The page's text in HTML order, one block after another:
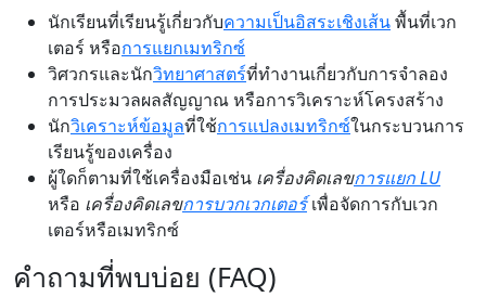
นักเรียนที่เรียนรู้เกี่ยวกับความเป็นอิสระเชิงเส้นพื้นที่เวก
เตอร์ หรือการแยกเมทริกซ์
วิศวกรและนักวิทยาศาสตร์ที่ทำงานเกี่ยวกับการจำลอง
การประมวลผลสัญญาณ หรือการวิเคราะห์โครงสร้าง
นักวิเคราะห์ข้อมูลที่ใช้การแปลงเมทริกซ์ในกระบวนการ
เรียนรู้ของเครื่อง
ผู้ใดก็ตามที่ใช้เครื่องมือเช่น เครื่องคิดเลขการแยก LU
หรือ เครื่องคิดเลขการบวกเวกเตอร์เพื่อจัดการกับเวก
เตอร์หรือเมทริกซ์
คำถามที่พบบ่อย (FAQ)